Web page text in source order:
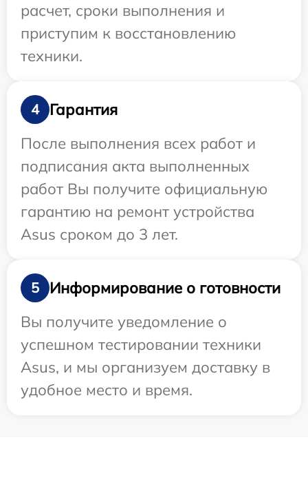
расчет, сроки выполнения и
приступим к восстановлению
техники.
4
Гарантия
После выполнения всех работ и
подписания акта выполненных
работ Вы получите официальную
гарантию на ремонт устройства
Asus сроком до 3 лет.
5
Информирование о готовности
Вы получите уведомление о
успешном тестировании техники
Asus, и мы организуем доставку в
удобное место и время.